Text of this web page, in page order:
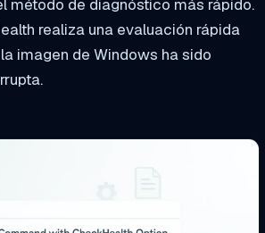
método de diagnóstico más rápido.
realiza una evaluación rápida
imagen de Windows ha sido